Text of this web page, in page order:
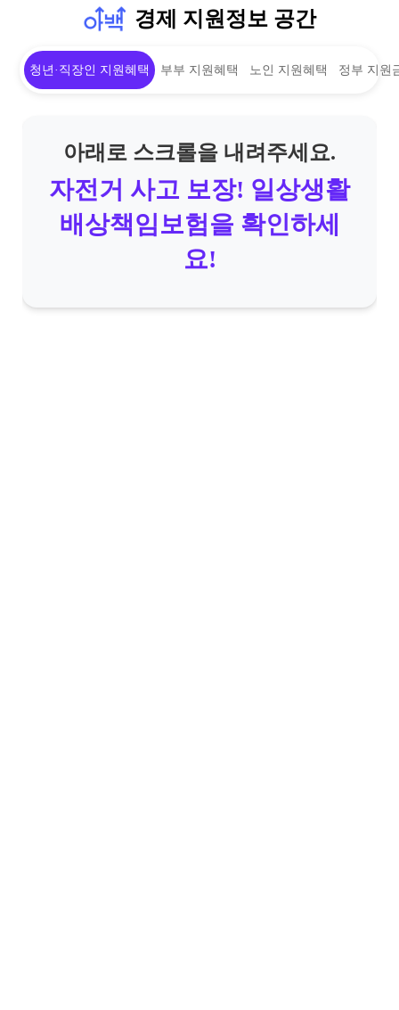
경제 지원정보 공간
청년·직장인 지원혜택 부부 지원혜택 노인 지원혜택 정부 지원
아래로 스크롤을 내려주세요.
자전거 사고 보장! 일상생활
배상책임보험을 확인하세
요!